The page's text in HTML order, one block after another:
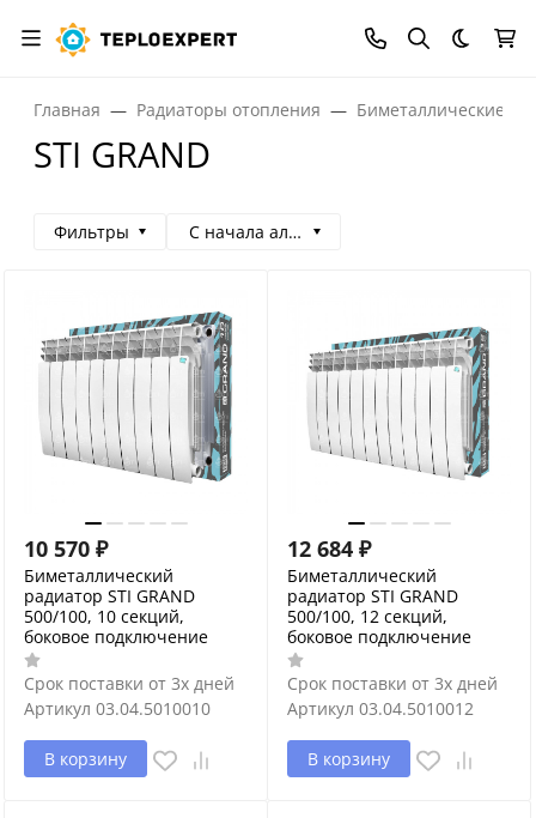
Темная
Главная Радиаторы отопления Биметаллические
STI GRAND
Фильтры С начала алфавита
10 570 ₽
Биметаллический
радиатор STI GRAND
500/100, 10 секций,
боковое подключение
Срок поставки от 3х дней
Артикул 03.04.5010010
В корзину
12 684 ₽
Биметаллический
радиатор STI GRAND
500/100, 12 секций,
боковое подключение
Срок поставки от 3х дней
Артикул 03.04.5010012
В корзину